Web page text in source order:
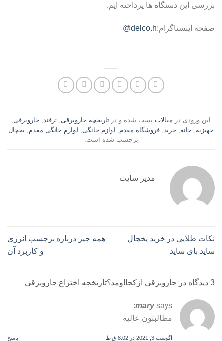
بررسی این دستگاه ها پرداخته ایم.
صفحه اینستاگرام:delco.h@
این ورودی در مقالات پست شده و در تاریخچه جاروبرقی, ترفند, جاروبرقی,
جهیزیه, خانه, خرید, فروشگاه مقدم, لوازم خانگی, لوازم خانگی مقدم, یخچال
برچسب شده است.
مدیر سایت
نکات طلایی در خرید یخچال
ساید بای ساید
همه چیز درباره برچسب انرژی
و کاربرد آن
3 دیدگاه در جاروبرقی ازکجااومد؟تاریخچه اختراع جاروبرقی
mary says:
مطالبتون عالیه
آگوست 3, 2021 در 8:02 ق.ظ پاسخ